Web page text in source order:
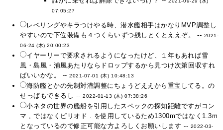
07:05:27
レベリングやキラつけやる時、潜水艦相手はかなりMVP調整し
やすいので下位装備も４つくらいずつ残しとくとええぞ。 -- 2021-
06-24 (木) 20:00:23
イヤーリーで要求されるようになったけど、１年もあれば雪
風・島風・浦風あたりならドロップするから見つけ次第回収すれ
ばいいかな。 --2021-07-01 (木) 10:48:13
海防艦とかの先制対潜調整にちょうどええから重宝してる。の
せっぱもできるし --2022-01-13 (木) 07:38:26
小ネタの世界の艦船を引用したスペックの探知距離ですがコン
マ , ではなくピリオド . を使用しているため1300mではなく1.3m
となっているので修正可能な方よろしくお願いします -- 2022-03-